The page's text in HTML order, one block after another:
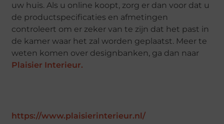
uw huis. Als u online koopt, zorg er dan voor dat u
de productspecificaties en afmetingen
controleert om er zeker van te zijn dat het past in
de kamer waar het zal worden geplaatst. Meer te
weten komen over designbanken, ga dan naar
Plaisier Interieur.
https://www.plaisierinterieur.nl/